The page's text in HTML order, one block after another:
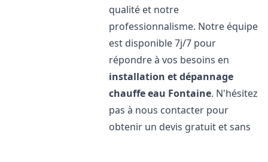
qualité et notre
professionnalisme. Notre équipe
est disponible 7j/7 pour
répondre à vos besoins en
installation et dépannage
chauffe eau Fontaine. N'hésitez
pas à nous contacter pour
obtenir un devis gratuit et sans